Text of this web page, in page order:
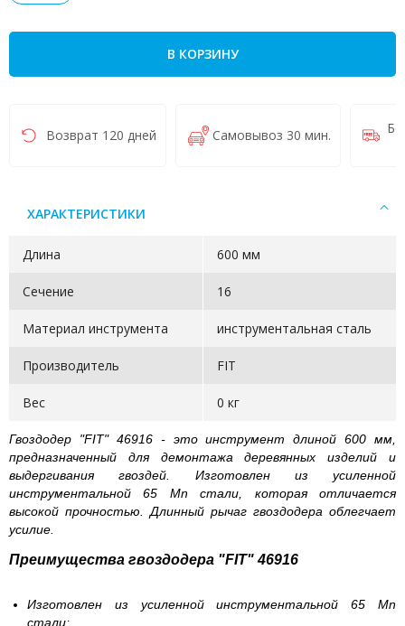
В КОРЗИНУ
Возврат 120 дней Самовывоз 30 мин.
ХАРАКТЕРИСТИКИ
Длина 600 мм
Сечение 16
Материал инструмента инструментальная сталь
Производитель FIT
Вес 0 кг
Гвоздодер "FIT" 46916 - это инструмент длиной 600 мм,
предназначенный для демонтажа деревянных изделий и
выдергивания гвоздей. Изготовлен из усиленной
инструментальной 65 Mn стали, которая отличается
высокой прочностью. Длинный рычаг гвоздодера облегчает
усилие.
Преимущества гвоздодера "FIT" 46916
Изготовлен из усиленной инструментальной 65 Mn
стали;